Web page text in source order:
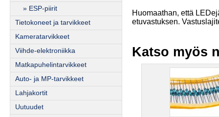
» ESP-piirit
Tietokoneet ja tarvikkeet
Kameratarvikkeet
Viihde-elektroniikka
Matkapuhelintarvikkeet
Auto- ja MP-tarvikkeet
Lahjakortit
Uutuudet
Huomaathan, että
etuvastuksen.
Katso myös